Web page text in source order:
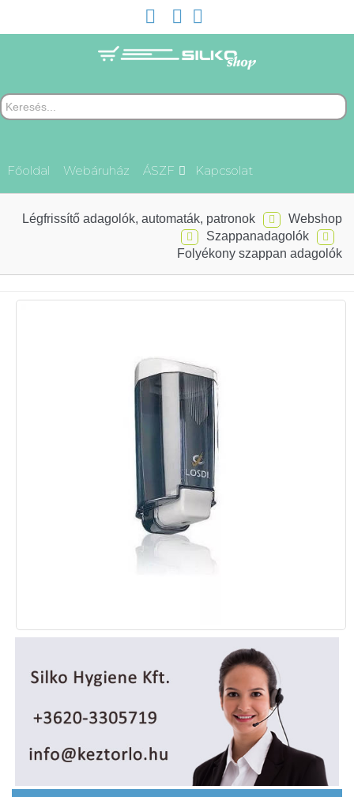
Főoldal Webáruház ÁSZF Kapcsolat
Webshop
Légfrissítő adagolók, automaták, patronok
Szappanadagolók
Folyékony szappan adagolók